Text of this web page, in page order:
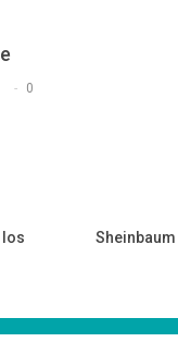
0
los